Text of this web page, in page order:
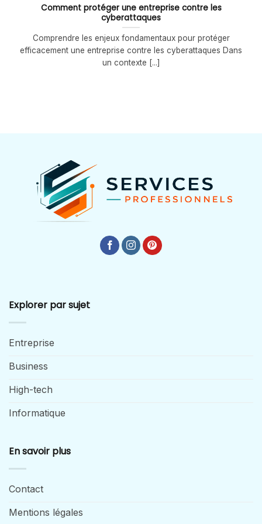
Comment protéger une entreprise contre les
cyberattaques
Comprendre les enjeux fondamentaux pour protéger
efficacement une entreprise contre les cyberattaques Dans
un contexte [...]
Explorer par sujet
Entreprise
Business
High-tech
Informatique
En savoir plus
Contact
Mentions légales